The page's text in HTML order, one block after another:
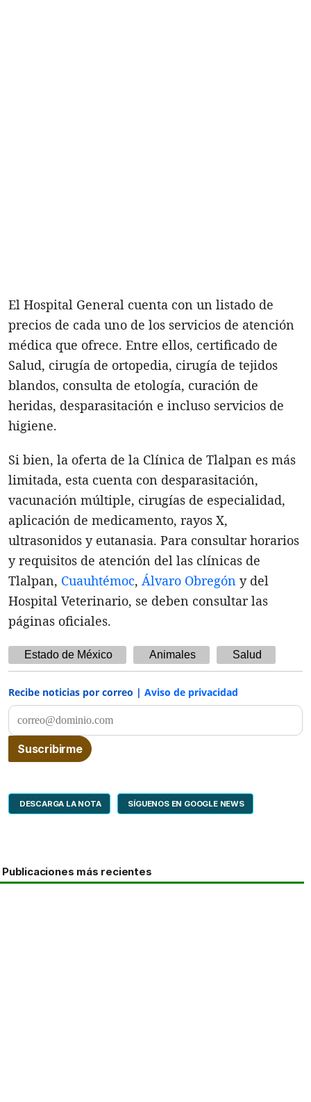
El Hospital General cuenta con un listado de
precios de cada uno de los servicios de atención
médica que ofrece. Entre ellos, certificado de
Salud, cirugía de ortopedia, cirugía de tejidos
blandos, consulta de etología, curación de
heridas, desparasitación e incluso servicios de
higiene.
Si bien, la oferta de la Clínica de Tlalpan es más
limitada, esta cuenta con desparasitación,
vacunación múltiple, cirugías de especialidad,
aplicación de medicamento, rayos X,
ultrasonidos y eutanasia. Para consultar horarios
y requisitos de atención del las clínicas de
Tlalpan, Cuauhtémoc, Álvaro Obregón y del
Hospital Veterinario, se deben consultar las
páginas oficiales.
Estado de México Animales Salud
Recibe noticias por correo | Aviso de privacidad
DESCARGA LA NOTA SÍGUENOS EN GOOGLE NEWS
Publicaciones más recientes